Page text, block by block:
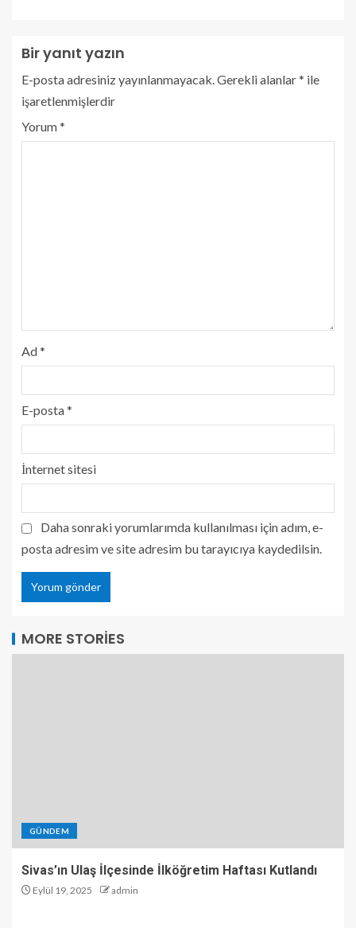
Bir yanıt yazın
E-posta adresiniz yayınlanmayacak.Gerekli alanlar* ile
işaretlenmişlerdir
Yorum*
Ad*
E-posta*
İnternet sitesi
Daha sonraki yorumlarımda kullanılması için adım, e-
posta adresim ve site adresim bu tarayıcıya kaydedilsin.
MORE STORIES
GÜNDEM
Sivas’ın Ulaş İlçesinde İlköğretim Haftası Kutlandı
Eylül 19, 2025 admin